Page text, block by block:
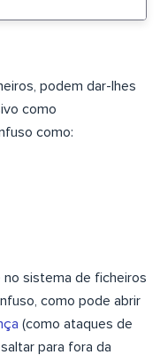
podem dar-lhes
como
como:
sistema de ficheiros
como pode abrir
(como ataques de
para fora da